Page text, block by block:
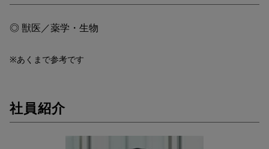
◎ 獣医／薬学・生物
※あくまで参考です
社員紹介